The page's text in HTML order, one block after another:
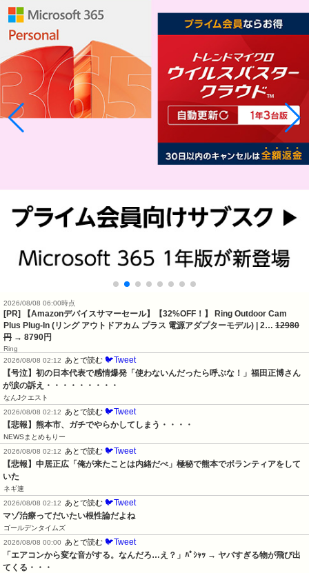
2026/08/08 06:00時点
[PR] 【Amazonデバイスサマーセール】【32%OFF！】 Ring Outdoor Cam
Plus Plug-In (リング アウトドアカム プラス 電源アダプターモデル) | 2… 12980
円 → 8790円
Ring
2026/08/08 02:12
あとで読む 🐦Tweet
【号泣】初の日本代表で感情爆発「使わないんだったら呼ぶな！」福田正博さん
が涙の訴え・・・・・・・・・
なんJクエスト
2026/08/08 02:12
あとで読む 🐦Tweet
【悲報】熊本市、ガチでやらかしてしまう・・・・
NEWSまとめもりー
2026/08/08 02:12
あとで読む 🐦Tweet
【悲報】中居正広「俺が来たことは内緒だべ」極秘で熊本でボランティアをして
いた
ネギ速
2026/08/08 02:12
あとで読む 🐦Tweet
マゾ治療ってだいたい根性論だよね
ゴールデンタイムズ
2026/08/08 00:00
あとで読む 🐦Tweet
「エアコンから変な音がする。なんだろ…え？」ﾊﾟｼｬｯ → ヤバすぎる物が飛び出
てくる・・・